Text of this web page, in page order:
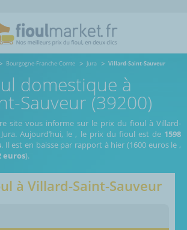
Bourgogne-Franche-Comte Jura Villard-Saint-Sauveur
domestique à
Sauveur (39200)
site vous informe sur le prix du fioul à Villard-
Jura.Aujourd’hui, le , le prix du fioul est de 1598
. Il est en baisse par rapport à hier (1600 euros le,
euros).
à Villard-Saint-Sauveur